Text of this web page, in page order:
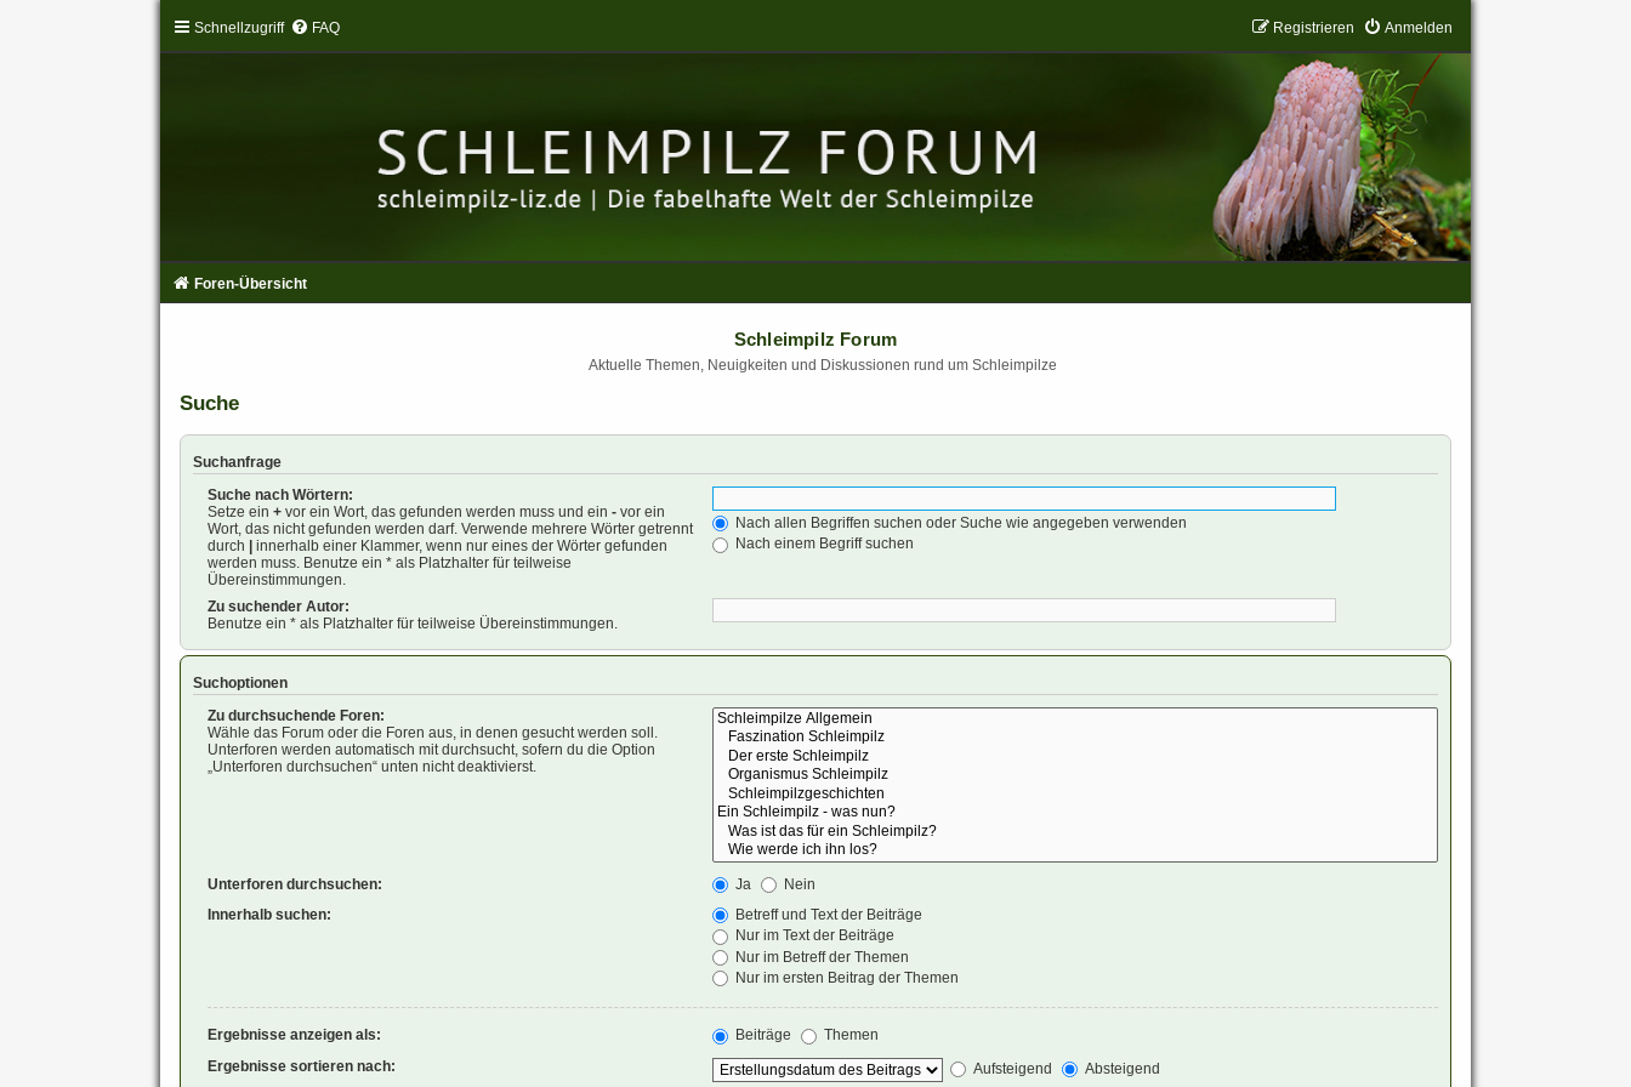
Schnellzugriff FAQ Anmelden
Registrieren
Foren-Übersicht
Schleimpilz Forum
Aktuelle Themen, Neuigkeiten und Diskussionen rund um Schleimpilze
Suche
Suchanfrage
Suche nach Wörtern:
Setze ein +vor ein Wort, das gefunden werden muss und ein -vor ein
Wort, das nicht gefunden werden darf. Verwende mehrere Wörter getrennt
durch
innerhalb einer Klammer, wenn nur eines der Wörter gefunden
werden muss. Benutze ein * als Platzhalter für teilweise
Übereinstimmungen.
Nach allen Begriffen suchen oder Suche wie angegeben verwenden
Nach einem Begriff suchen
Zu suchender Autor:
Benutze ein * als Platzhalter für teilweise Übereinstimmungen.
Suchoptionen
Zu durchsuchende Foren:
Wähle das Forum oder die Foren aus, in denen gesucht werden soll.
Unterforen werden automatisch mit durchsucht, sofern du die Option
„Unterforen durchsuchen“ unten nicht deaktivierst.
Unterforen durchsuchen: Ja
Nein
Innerhalb suchen:
Betreff und Text der Beiträge
Nur im Text der Beiträge
Nur im Betreff der Themen
Nur im ersten Beitrag der Themen
Ergebnisse anzeigen als: Beiträge
Themen
Ergebnisse sortieren nach:
Aufsteigend Absteigend